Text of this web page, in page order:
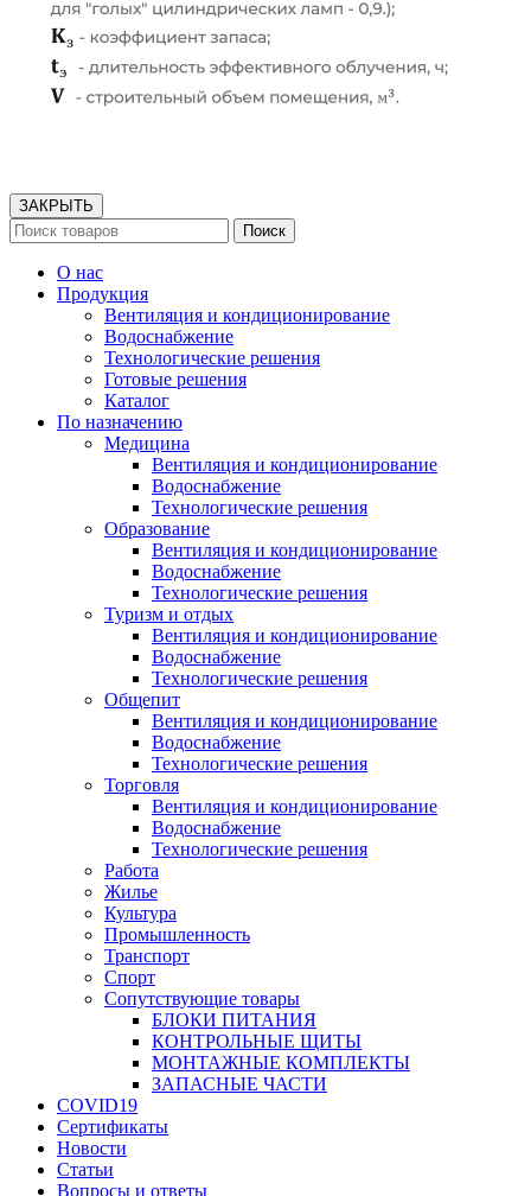
ЗАКРЫТЬ
Поиск
О нас
Продукция
Вентиляция и кондиционирование
Водоснабжение
Технологические решения
Готовые решения
Каталог
По назначению
Медицина
Вентиляция и кондиционирование
Водоснабжение
Технологические решения
Образование
Вентиляция и кондиционирование
Водоснабжение
Технологические решения
Туризм и отдых
Вентиляция и кондиционирование
Водоснабжение
Технологические решения
Общепит
Вентиляция и кондиционирование
Водоснабжение
Технологические решения
Торговля
Вентиляция и кондиционирование
Водоснабжение
Технологические решения
Работа
Жилье
Культура
Промышленность
Транспорт
Спорт
Сопутствующие товары
БЛОКИ ПИТАНИЯ
КОНТРОЛЬНЫЕ ЩИТЫ
МОНТАЖНЫЕ КОМПЛЕКТЫ
ЗАПАСНЫЕ ЧАСТИ
COVID19
Сертификаты
Новости
Статьи
Вопросы и ответы